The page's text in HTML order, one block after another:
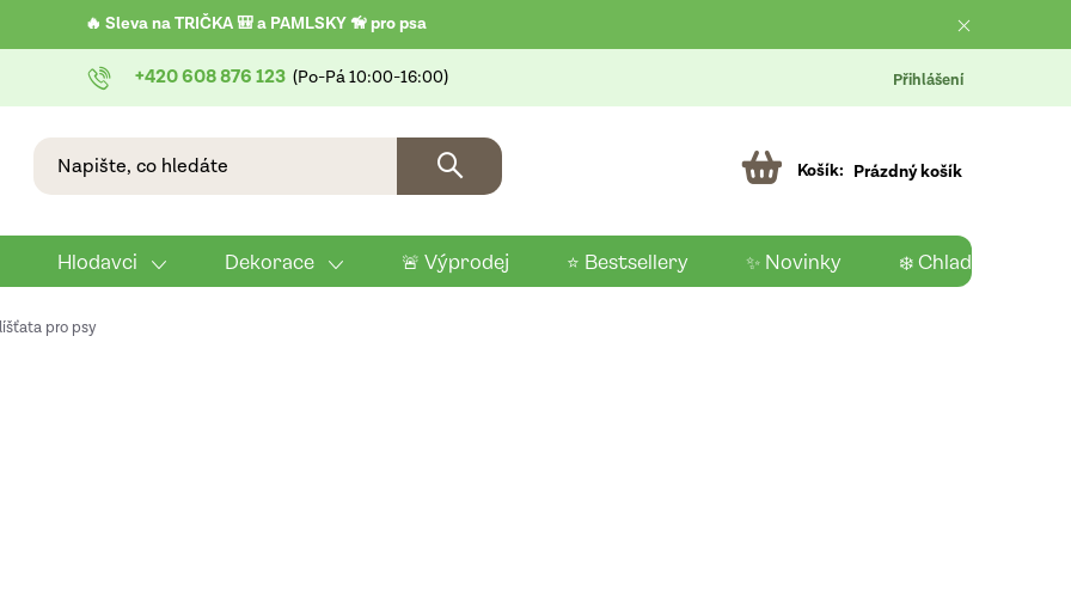
🔥 Sleva na TRIČKA 🎒 a PAMLSKY 🦮 pro psa
+420 608 876 123 Přihlášení
Prázdný košík
Hlodavci Dekorace 🚨 Výprodej ⭐ Bestsellery ✨ Novinky ❄️ Chladící
pro psy